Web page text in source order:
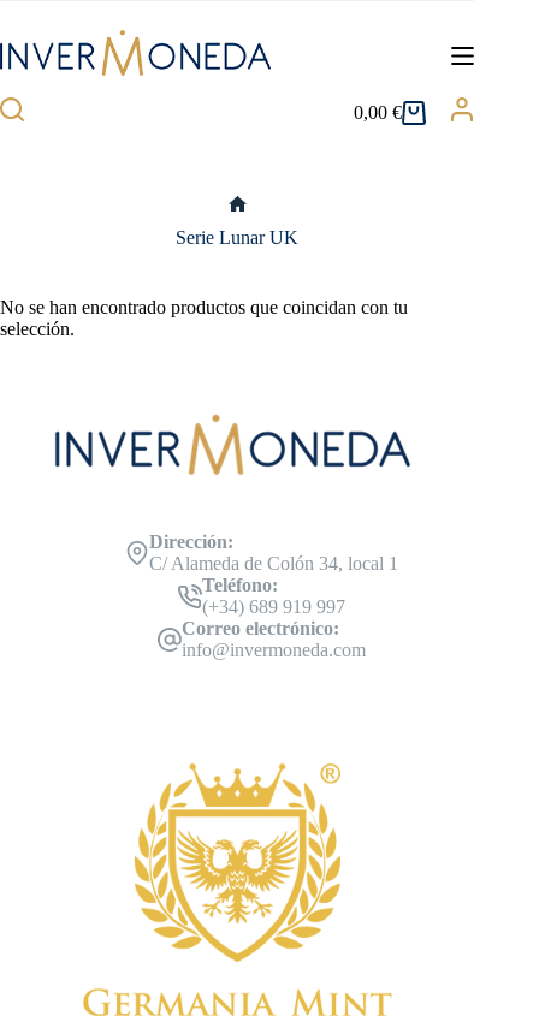
contenido
Carro
0,00€
Serie Lunar UK
No se han encontrado productos que coincidan con tu
selección.
Dirección:
C/ Alameda de Colón 34, local 1
Teléfono:
(+34) 689 919 997
Correo electrónico:
info@invermoneda.com